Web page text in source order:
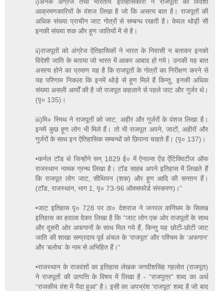
आक्रमणकारियों के वंशज लिखा है जो कि असत्य बात है। राजपूतों की
अधिक संख्या प्राचीन जाट गोत्रों से सम्बन्ध रखती है। केवल थोड़ी सी
इनकी संख्या शक और हूण जातियों में से है।
ii)राजपूतों को अंग्रेज ऐतिहासिकों ने भारत के निवासी न बताकर इनको
विदेशी जाति के बताया जो भारत में आकर आबाद हो गये। उनकी यह बात
असत्य होने का प्रमाण यह है कि राजपूतों के गोत्रों का निरीक्षण करने से
यह परिणाम निकला कि इनमें थोड़े से हूण मिले हैं किन्तु, इनकी अधिक
संख्या असली आर्यों की है जो राजपूत कहलाने से पहले जाट और गुर्जर थे।
(पृ० 135)।
iii)मि० स्मिथ ने राजपूतों को जाट, अहीर और गुर्जरों के वंशज लिखा है।
इनमें कुछ हूण लोग भी मिले हैं। तो भी राजपूत अपने, जाटों, अहीरों और
गुर्जरों के साथ इन ऐतिहासिक सम्बन्धों को छिपाना चाहते हैं। (पृ० 137)।
•कर्नल टॉड थे जिन्होंने सन् 1829 ई० में ऐनाल्स ऐंड ऐंटिक्विटीज ऑफ
राजस्थान नामक ग्रन्थ लिखा है। टॉड साहब अपने इतिहास में लिखते हैं
कि राजपूत लोग जाट, सीथियन (शक) और हूण आदि की सन्तान हैं।
(टॉड, राजस्थान, भाग 1, पृ० 73-96 ऑक्सफोर्ड संस्करण)।”
•जाट इतिहास पृ० 728 पर ठा० देशराज ने जनरल कनिंघम के सिक्ख
इतिहास का हवाला देकर लिखा है कि “जाट लोग एक ओर राजपूतों के साथ
और दूसरी ओर अफगानों के साथ मिल गये हैं, किन्तु यह छोटी-छोटी जाट
जाति की शाखा सम्प्रदाय पूर्व अंचल के ‘राजपूत’ और पश्चिम के ‘अफगान’
और ‘बलोच’ के नाम से अभिहित हैं।”
•राजस्थान के राजवंशों का इतिहास लेखक जगदीशसिंह गहलोत (राजपूत)
ने राजपूतों की उत्पत्ति के विषय में लिखा है - “राजपुत्र” शब्द का अर्थ
“राजकीय वंश में पैदा हुआ” है। इसी का अपभ्रंश ‘राजपूत’ शब्द है जो बाद